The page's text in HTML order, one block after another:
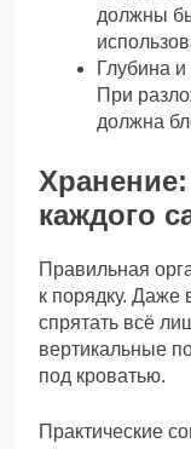
должны
Глубина
При
должна
каждого
Правильная
к порядку.
спрятать всё
вертикальные
под кроватью.
Практические